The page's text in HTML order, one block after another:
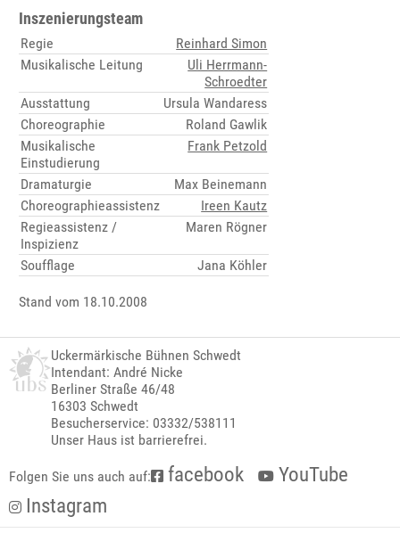
Inszenierungsteam
Regie
Reinhard Simon
Musikalische Leitung
Uli Herrmann-
Schroedter
Ausstattung
Ursula Wandaress
Choreographie
Roland Gawlik
Musikalische
Einstudierung
Frank Petzold
Dramaturgie
Max Beinemann
Choreographieassistenz
Ireen Kautz
Regieassistenz /
Inspizienz
Maren Rögner
Soufflage Jana Köhler
Stand vom 18.10.2008
Uckermärkische Bühnen Schwedt
Intendant: André Nicke
Berliner Straße 46/48
16303 Schwedt
Besucherservice: 03332/538111
Unser Haus ist barrierefrei.
Folgen Sie uns auch auf: facebook
YouTube
Instagram